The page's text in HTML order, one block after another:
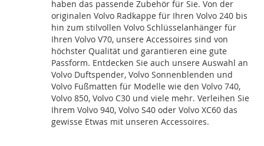
haben das passende Zubehör für Sie. Von der
originalen Volvo Radkappe für Ihren Volvo 240 bis
hin zum stilvollen Volvo Schlüsselanhänger für
Ihren Volvo V70, unsere Accessoires sind von
höchster Qualität und garantieren eine gute
Passform. Entdecken Sie auch unsere Auswahl an
Volvo Duftspender, Volvo Sonnenblenden und
Volvo Fußmatten für Modelle wie den Volvo 740,
Volvo 850, Volvo C30 und viele mehr. Verleihen Sie
Ihrem Volvo 940, Volvo S40 oder Volvo XC60 das
gewisse Etwas mit unseren Accessoires.